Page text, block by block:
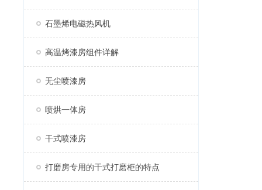
石墨烯电磁热风机
高温烤漆房组件详解
无尘喷漆房
喷烘一体房
干式喷漆房
打磨房专用的干式打磨柜的特点